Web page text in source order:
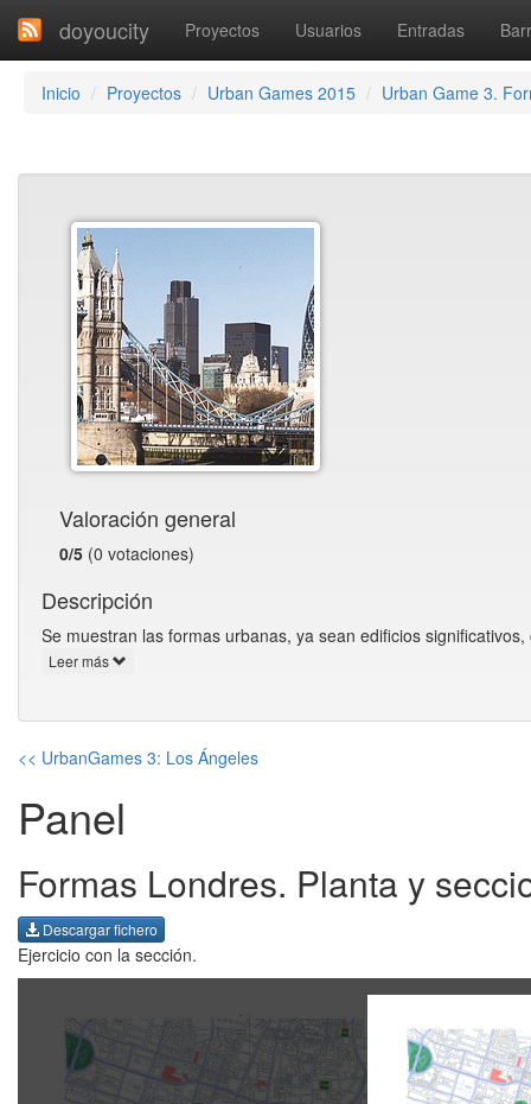
doyoucity Proyectos Usuarios Entradas
Inicio Proyectos Urban Games 2015 Urban Game 3.
Valoración general
0/5 (0 votaciones)
Descripción
Se muestran las formas urbanas, ya sean edificios
Leer más
<< UrbanGames 3: Los Ángeles
Panel
Formas Londres. Planta y
Descargar fichero
Ejercicio con la sección.